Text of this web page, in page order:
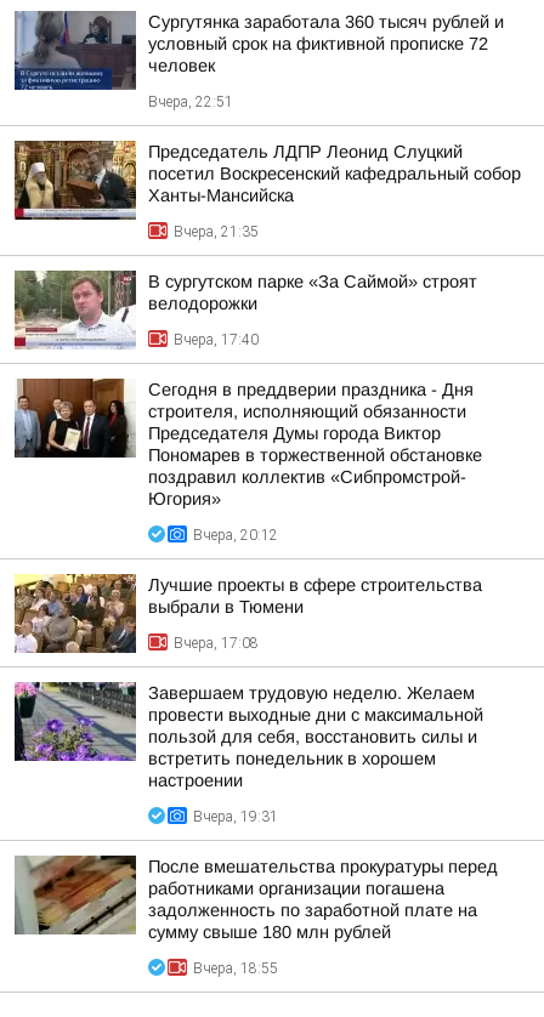
Сургутянка заработала 360 тысяч рублей и
условный срок на фиктивной прописке 72
человек
Вчера, 22:51
Председатель ЛДПР Леонид Слуцкий
посетил Воскресенский кафедральный собор
Ханты-Мансийска
Вчера, 21:35
В сургутском парке «За Саймой» строят
велодорожки
Вчера, 17:40
Сегодня в преддверии праздника - Дня
строителя, исполняющий обязанности
Председателя Думы города Виктор
Пономарев в торжественной обстановке
поздравил коллектив «Сибпромстрой-
Югория»
Вчера, 20:12
Лучшие проекты в сфере строительства
выбрали в Тюмени
Вчера, 17:08
Завершаем трудовую неделю. Желаем
провести выходные дни с максимальной
пользой для себя, восстановить силы и
встретить понедельник в хорошем
настроении
Вчера, 19:31
После вмешательства прокуратуры перед
работниками организации погашена
задолженность по заработной плате на
сумму свыше 180 млн рублей
Вчера, 18:55